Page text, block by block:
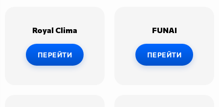
Royal Clima
ПЕРЕЙТИ
FUNAI
ПЕРЕЙТИ